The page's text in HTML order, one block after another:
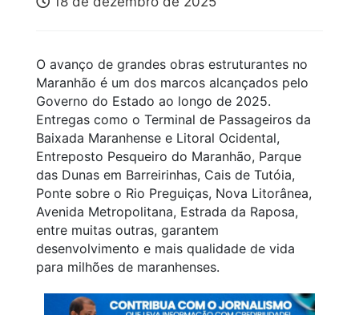
O avanço de grandes obras estruturantes no
Maranhão é um dos marcos alcançados pelo
Governo do Estado ao longo de 2025.
Entregas como o Terminal de Passageiros da
Baixada Maranhense e Litoral Ocidental,
Entreposto Pesqueiro do Maranhão, Parque
das Dunas em Barreirinhas, Cais de Tutóia,
Ponte sobre o Rio Preguiças, Nova Litorânea,
Avenida Metropolitana, Estrada da Raposa,
entre muitas outras, garantem
desenvolvimento e mais qualidade de vida
para milhões de maranhenses.